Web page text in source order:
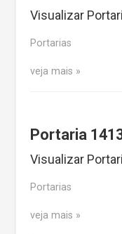
Visualizar
Portarias
veja mais
Portaria
Visualizar
Portarias
veja mais